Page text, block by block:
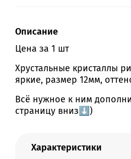
Описание
Цена за 1 шт
Хрустальные кристаллы
яркие, размер 12мм,
Всё нужное к ним
страницу вниз⬇️)
Характеристики